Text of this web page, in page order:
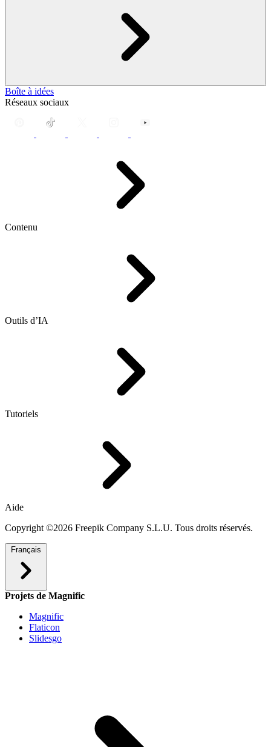
Boîte à idées
Réseaux sociaux
Contenu
Outils d’IA
Tutoriels
Aide
Copyright ©2026 Freepik Company S.L.U. Tous droits réservés.
Français
Projets de Magnific
Magnific
Flaticon
Slidesgo